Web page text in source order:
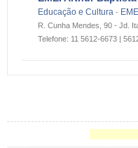
Educação e Cultura - EMEI
R. Cunha Mendes, 90 - Jd.
Telefone: 11 5612-6673 |